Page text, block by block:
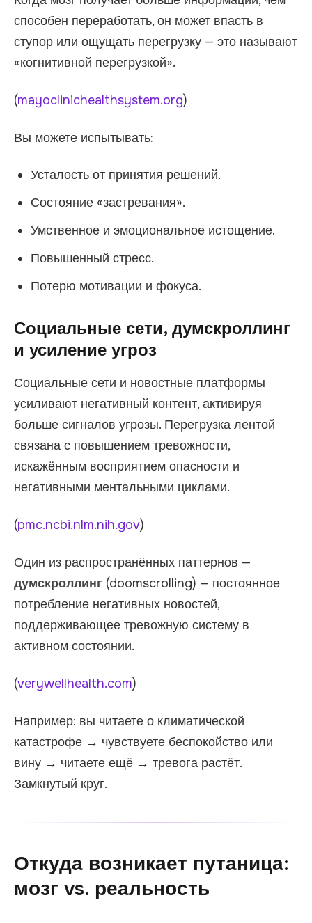
способен переработать, он может впасть в
ступор или ощущать перегрузку — это называют
«когнитивной перегрузкой».
(mayoclinichealthsystem.org)
Вы можете испытывать:
Усталость от принятия решений.
Состояние «застревания».
Умственное и эмоциональное истощение.
Повышенный стресс.
Потерю мотивации и фокуса.
Социальные сети, думскроллинг
и усиление угроз
Социальные сети и новостные платформы
усиливают негативный контент, активируя
больше сигналов угрозы. Перегрузка лентой
связана с повышением тревожности,
искажённым восприятием опасности и
негативными ментальными циклами.
(pmc.ncbi.nlm.nih.gov)
Один из распространённых паттернов —
думскроллинг (doomscrolling) — постоянное
потребление негативных новостей,
поддерживающее тревожную систему в
активном состоянии.
(verywellhealth.com)
Например: вы читаете о климатической
катастрофе → чувствуете беспокойство или
вину → читаете ещё → тревога растёт.
Замкнутый круг.
Откуда возникает путаница:
мозг vs. реальность